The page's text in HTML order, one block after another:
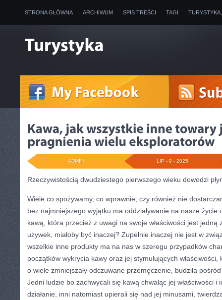
STRONA GŁÓWNA ARCHIWUM SPIS TREŚCI TAGI
LIP - 9 - 2025
ADMIN
Rzeczywistością dwudziestego pierwszego wieku dowodzi
Wiele co spożywamy, co wprawnie, czy również nie
bez najmniejszego wyjątku ma oddziaływanie na nasze życie
kawą, która przecież z uwagi na swoje właściwości jest jedną
używek, miałoby być inaczej? Zupełnie inaczej nie jest w
wszelkie inne produkty ma na nas w szeregu przypadków
początków wykrycia kawy oraz jej stymulujących właściwości,
o wiele zmniejszały odczuwane przemęczenie, budziła
Jedni ludzie bo zachwycali się kawą chwaląc jej właściwości i
działanie, inni natomiast upierali się nad jej minusami,